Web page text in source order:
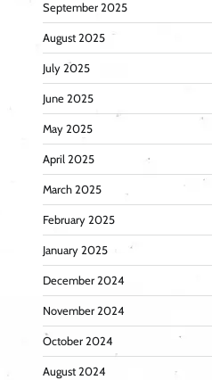
September 2025
August 2025
July 2025
June 2025
May 2025
April 2025
March 2025
February 2025
January 2025
December 2024
November 2024
October 2024
August 2024